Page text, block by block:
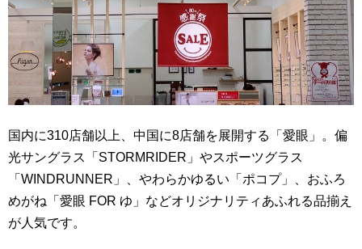
国内に310店舗以上、中国に8店舗を展開する「愛眼」。偏
光サングラス「STORMRIDER」やスポーツグラス
「WINDRUNNER」、やわらかゆるい「ポコプ」、おふろ
めがね「愛眼 FOR ゆ」などオリジナリティあふれる品揃え
が人気です。